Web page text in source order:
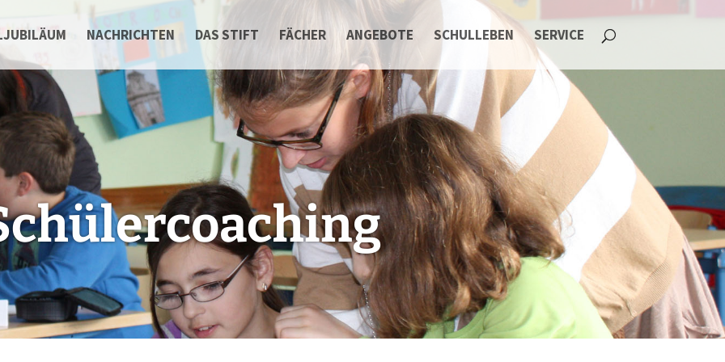
NACHRICHTEN DAS STIFT FÄCHER ANGEBOTE SCHULLEBEN SERVICE